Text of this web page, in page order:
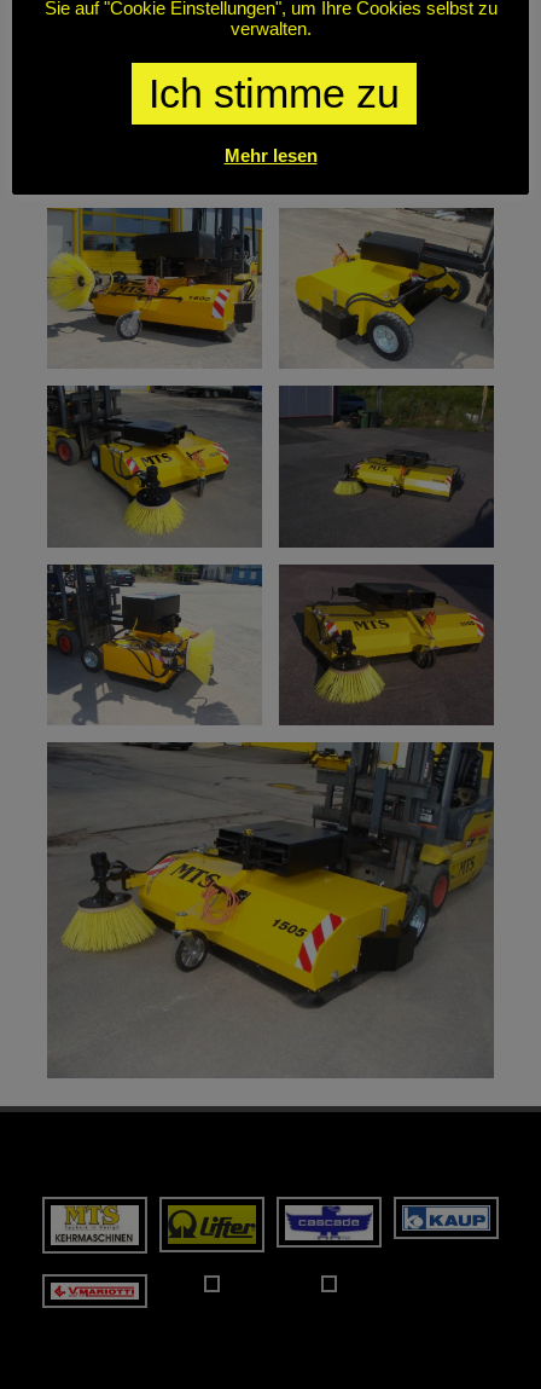
Sie auf "Cookie Einstellungen", um Ihre Cookies selbst zu
verwalten.
Ich stimme zu
Mehr lesen